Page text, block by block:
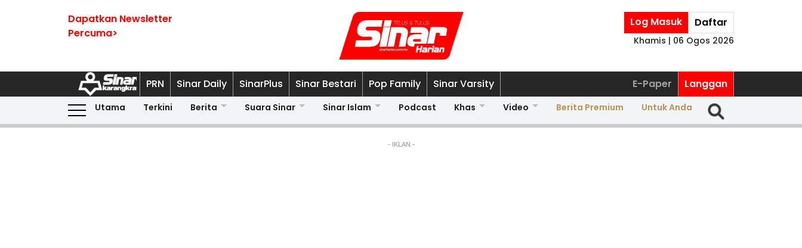
Dapatkan Newsletter
Percuma>
Log Masuk Daftar
Khamis | 06 Ogos 2026
PRN Sinar Daily SinarPlus Sinar Bestari Pop Family Sinar Varsity E-Paper Langgan
Utama Terkini Berita Suara Sinar Sinar Islam Podcast Khas Video Berita Premium Untuk Anda
- IKLAN -